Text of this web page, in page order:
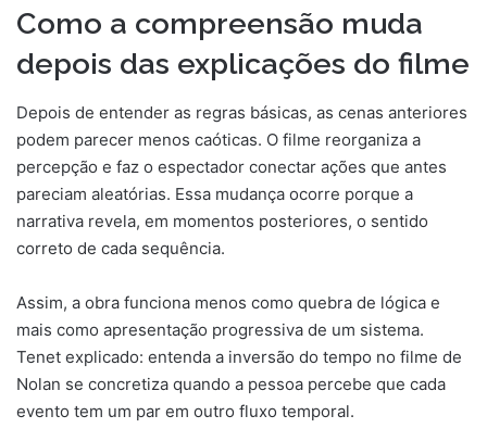
Como a compreensão muda
depois das explicações do filme
Depois de entender as regras básicas, as cenas anteriores
podem parecer menos caóticas. O filme reorganiza a
percepção e faz o espectador conectar ações que antes
pareciam aleatórias. Essa mudança ocorre porque a
narrativa revela, em momentos posteriores, o sentido
correto de cada sequência.
Assim, a obra funciona menos como quebra de lógica e
mais como apresentação progressiva de um sistema.
Tenet explicado: entenda a inversão do tempo no filme de
Nolan se concretiza quando a pessoa percebe que cada
evento tem um par em outro fluxo temporal.